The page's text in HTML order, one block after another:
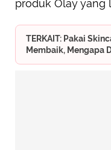
produk Olay yang
TERKAIT: Pakai
Membaik, Mengapa